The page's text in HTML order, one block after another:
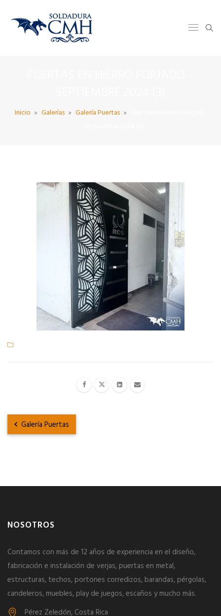
Inicio Galerías Galería Puertas
Galería Puertas
NOSOTROS
Contamos con más de 12 años de experiencia en el diseño,
fabricación e instalación de verjas, puertas en metal,
estructuras, techos, portones corredizos, barandas, pérgolas,
candeleros, muebles, play de juegos, escaños y mucho más.
Pérez Zeledón, Costa Rica